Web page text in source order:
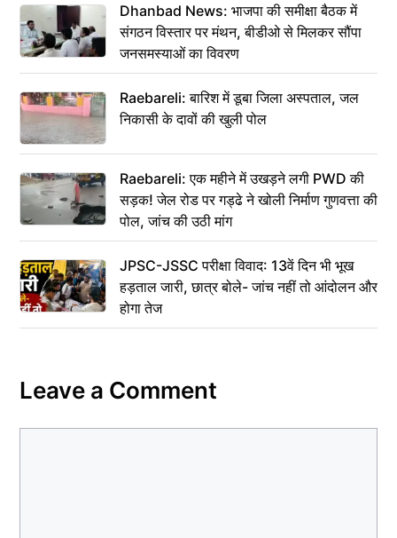
Dhanbad News: भाजपा की समीक्षा बैठक में
संगठन विस्तार पर मंथन, बीडीओ से मिलकर सौंपा
जनसमस्याओं का विवरण
Raebareli: बारिश में डूबा जिला अस्पताल, जल
निकासी के दावों की खुली पोल
Raebareli: एक महीने में उखड़ने लगी PWD की
सड़क! जेल रोड पर गड्ढे ने खोली निर्माण गुणवत्ता की
पोल, जांच की उठी मांग
JPSC-JSSC परीक्षा विवाद: 13वें दिन भी भूख
हड़ताल जारी, छात्र बोले- जांच नहीं तो आंदोलन और
होगा तेज
Leave a Comment